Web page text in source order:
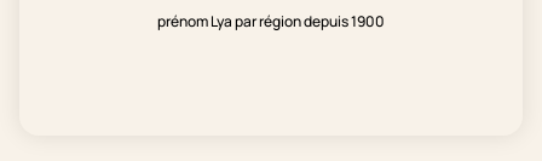
prénom Lya par région depuis 1900